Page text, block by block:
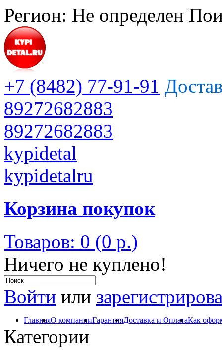
Регион: Не определен
+7 (8482) 77-91-91
89272682883
89272682883
kypidetal
kypidetalru
Корзина покупок
Товаров: 0 (0 р.)
Ничего не куплено!
Войти или
ГлавнаяО компанииГарантияДоставка и ОплатаКак
Категории